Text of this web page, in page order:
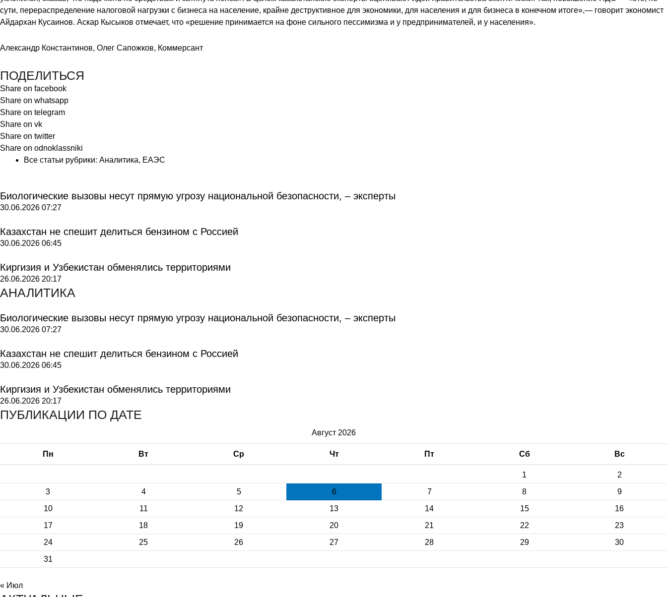
сути, перераспределение налоговой нагрузки с бизнеса на население, крайне деструктивное для экономики, для населения и для бизнеса в конечном итоге»,— говорит экономист
Айдархан Кусаинов. Аскар Кысыков отмечает, что «решение принимается на фоне сильного пессимизма и у предпринимателей, и у населения».
Александр Константинов, Олег Сапожков, Коммерсант
ПОДЕЛИТЬСЯ
Share on facebook
Share on whatsapp
Share on telegram
Share on vk
Share on twitter
Share on odnoklassniki
Все статьи рубрики: Аналитика, ЕАЭС
Биологические вызовы несут прямую угрозу национальной безопасности, – эксперты
30.06.2026 07:27
Казахстан не спешит делиться бензином с Россией
30.06.2026 06:45
Киргизия и Узбекистан обменялись территориями
26.06.2026 20:17
АНАЛИТИКА
Биологические вызовы несут прямую угрозу национальной безопасности, – эксперты
30.06.2026 07:27
Казахстан не спешит делиться бензином с Россией
30.06.2026 06:45
Киргизия и Узбекистан обменялись территориями
26.06.2026 20:17
ПУБЛИКАЦИИ ПО ДАТЕ
Август 2026
Пн Вт Ср Чт Пт Сб Вс
1
2
3
4 5 6 7 8
9
10
11 12 13 14 15
16
17
18 19 20 21 22
23
24
25 26 27 28 29
30
31
« Июл